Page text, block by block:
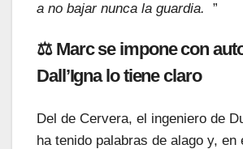
a no bajar nunca la guardia.
”
⚖️ Marc se impone con
Dall’Igna lo tiene claro
Del de Cervera, el ingeniero de
ha tenido palabras de alago y, en